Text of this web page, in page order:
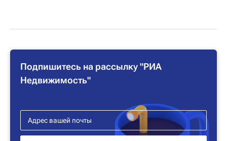
Подпишитесь на рассылку "РИА
Недвижимость"